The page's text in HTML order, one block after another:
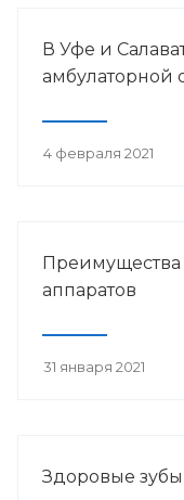
В Уфе и
амбулаторной
4 февраля 2021
Преимущества
аппаратов
31 января 2021
Здоровые